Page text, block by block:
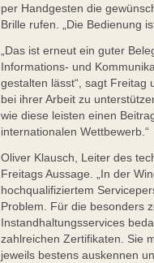
per Handgesten die
Brille rufen. „Die Bedienung
„Das ist erneut ein guter
Informations- und
gestalten lässt“, sagt Freitag
bei ihrer Arbeit zu
wie diese leisten einen
internationalen Wettbewerb.“
Oliver Klausch, Leiter des
Freitags Aussage. „In der
hochqualifiziertem
Problem. Für die besonders
Instandhaltungsservices
zahlreichen Zertifikaten. Sie
jeweils bestens auskennen